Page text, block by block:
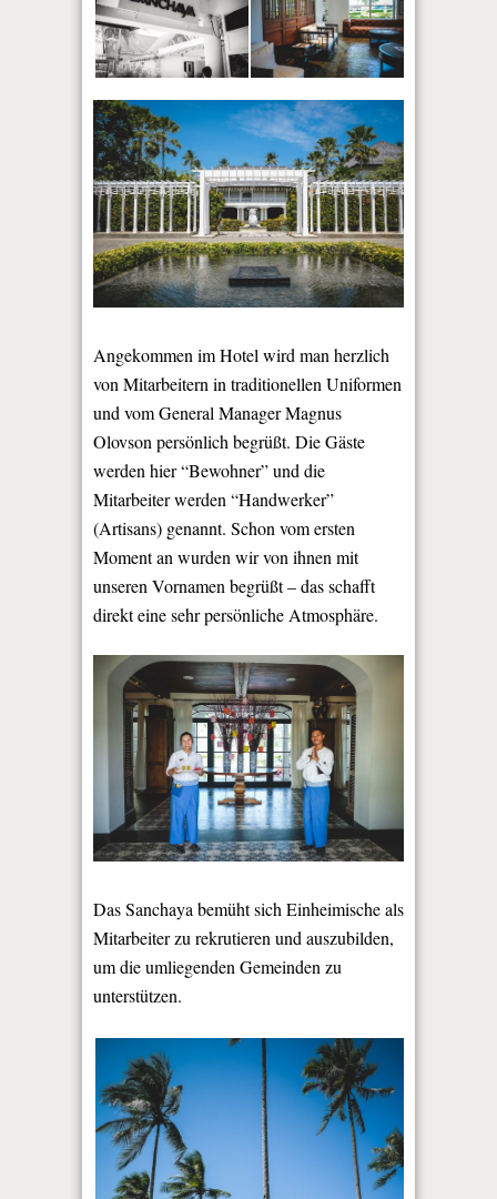
Angekommen im Hotel wird man herzlich
von Mitarbeitern in traditionellen Uniformen
und vom General Manager Magnus
Olovson persönlich begrüßt. Die Gäste
werden hier “Bewohner” und die
Mitarbeiter werden “Handwerker”
(Artisans) genannt. Schon vom ersten
Moment an wurden wir von ihnen mit
unseren Vornamen begrüßt – das schafft
direkt eine sehr persönliche Atmosphäre.
Das Sanchaya bemüht sich Einheimische als
Mitarbeiter zu rekrutieren und auszubilden,
um die umliegenden Gemeinden zu
unterstützen.